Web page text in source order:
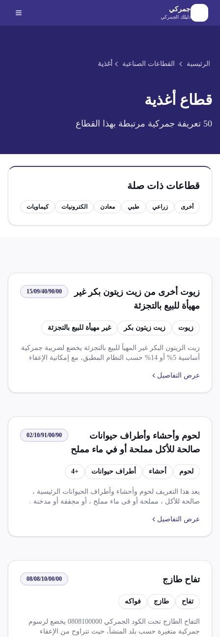
الانتقال إلى المحتوى الرئيسي
جمركي
دليلك الجمركي
الرئيسية القطاعات الصناعية أغذية
قطاع أغذية
50 تعريفة جمركية مرتبطة بهذا القطاع
قطاعات ذات صلة
أخرى زراعي طبي معادن الكترونيات كيماويات
زيوت أخرى من زيت زيتون بكر غير
مهيأة للبيع بالتجزئة
15/09/40/90/00
زيوت زيت زيتون بكر غير مهيأة للبيع بالتجزئة
زيت الزيتون البكر غير المهيأ للبيع بالتجزئة يخضع لضريبة جمركية
أساسية 5% أو 14% حسب النظام المطبق، مع إمكانية الإعفاء
موافقة مسبقة من هيئة سلامة الغذاء وقد يخضع لفحص إشعاعي
عرض التفاصيل
لحوم وأحشاء وأطراف حيوانات
صالحة للأكل مملحة أو في ماء مملح
أو مجففة أو مدخنة
02/10/91/00/90
لحوم أحشاء أطراف حيوانات +
4
يعد هذا التعريف لحوم وأحشاء وأطراف الحيوانات الرئيسية ،
صالحة للأكل ، مملحة أو فى ماء مملح ، أو مجففة أو مدخنة .
14.000 %. يوجد تعريفيين من الرسوم الجمركيه وفى ظل
يابان أو ا.سوفيتى فحص اشعاعى بميناء وصول من خلال
عرض التفاصيل
تفاح طازج 08/08/10/00/00
تفاح طازج فواكه
التفاح الطازج تحت الكود الجمركي 0808100000 يخضع لرسوم
جمركية متغيرة حسب بلد المنشأ، حيث تتراوح من الإعفاء